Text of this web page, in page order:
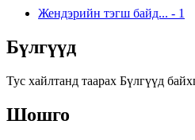
Жендэрийн тэгш байд... - 1
Бүлгүүд
Тус хайлтанд таарах Бүлгүүд
Шошго